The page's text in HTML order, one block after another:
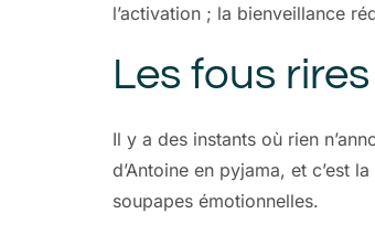
l’activation ; la bienveillance
Les fous
Il y a des instants où rien
d’Antoine en pyjama, et
soupapes émotionnelles.